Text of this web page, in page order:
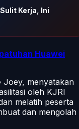
Kerja, Ini
Huawei
Joey, menyatakan
oleh KJRI
melatih peserta
dan mengolah